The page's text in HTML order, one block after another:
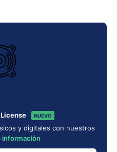
NUEVO
y digitales con nuestros
información